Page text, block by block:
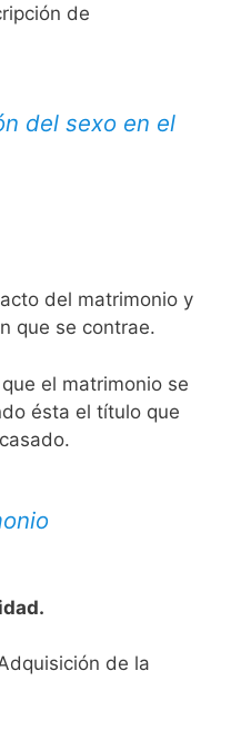
de
del sexo en el
del matrimonio y
que se contrae.
el matrimonio se
ésta el título que
de la